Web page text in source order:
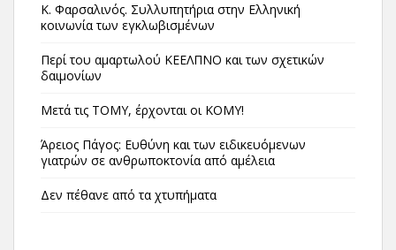
Κ. Φαρσαλινός. Συλλυπητήρια στην Ελληνική
κοινωνία των εγκλωβισμένων
Περί του αμαρτωλού ΚΕΕΛΠΝΟ και των σχετικών
δαιμονίων
Μετά τις ΤΟΜΥ, έρχονται οι ΚΟΜΥ!
Άρειος Πάγος: Ευθύνη και των ειδικευόμενων
γιατρών σε ανθρωποκτονία από αμέλεια
Δεν πέθανε από τα χτυπήματα